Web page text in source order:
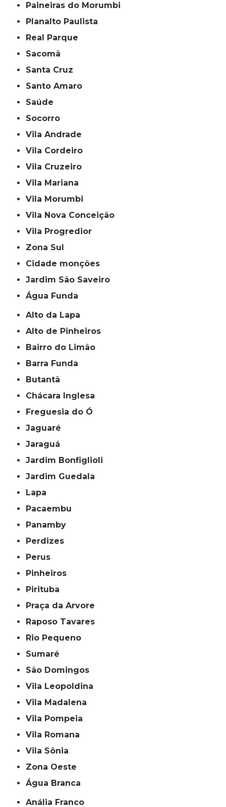
Paineiras do Morumbi
Planalto Paulista
Real Parque
Sacomã
Santa Cruz
Santo Amaro
Saúde
Socorro
Vila Andrade
Vila Cordeiro
Vila Cruzeiro
Vila Mariana
Vila Morumbi
Vila Nova Conceição
Vila Progredior
Zona Sul
cidade monções
jardim São Saveiro
Água Funda
Alto da Lapa
Alto de Pinheiros
Bairro do Limão
Barra Funda
Butantã
Chácara Inglesa
Freguesia do Ó
Jaguaré
Jaraguá
Jardim Bonfiglioli
Jardim Guedala
Lapa
Pacaembu
Panamby
Perdizes
Perus
Pinheiros
Pirituba
Praça da Arvore
Raposo Tavares
Rio Pequeno
Sumaré
São Domingos
Vila Leopoldina
Vila Madalena
Vila Pompeia
Vila Romana
Vila Sônia
Zona Oeste
Água Branca
Anália Franco